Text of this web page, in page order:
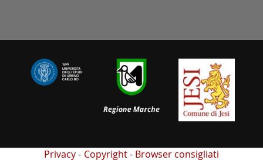
Privacy Copyright Browser consigliati